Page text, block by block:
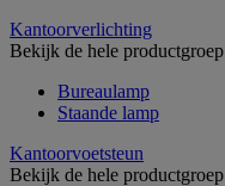
Kantoorverlichting
Bekijk de hele productgroep
Bureaulamp
Staande lamp
Kantoorvoetsteun
Bekijk de hele productgroep